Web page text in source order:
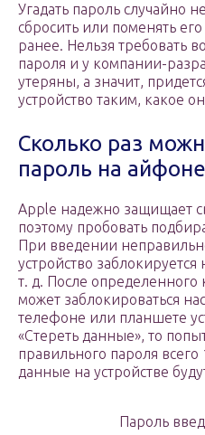
Угадать пароль случайно
сбросить или поменять
ранее. Нельзя требовать
пароля и у компании-
утеряны, а значит,
устройство таким, какое
Сколько раз
пароль на
Apple надежно защищает
поэтому пробовать
При введении
устройство
т. д. После определенного
может заблокироваться
телефоне или планшете
«Стереть данные», то
правильного пароля всего
данные на устройстве
Пароль